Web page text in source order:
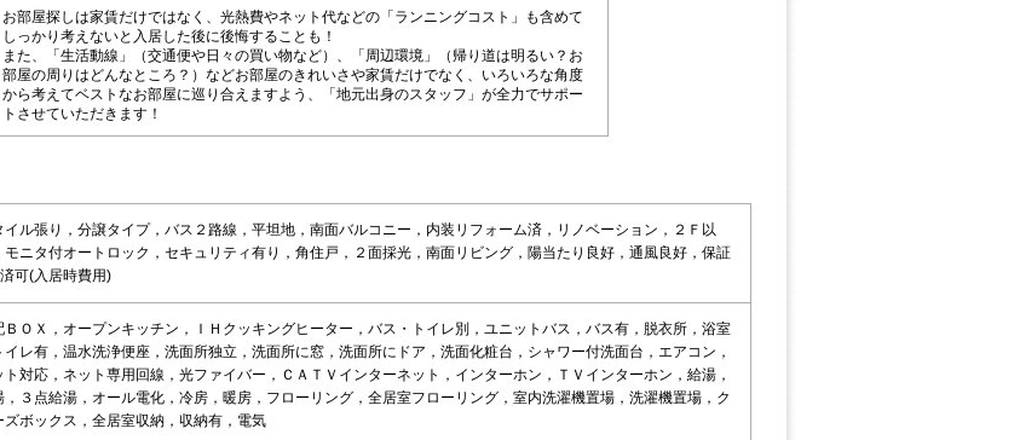
お部屋探しは家賃だけではなく、光熱費やネット代などの「ランニングコスト」も含めて
しっかり考えないと入居した後に後悔することも！
また、「生活動線」（交通便や日々の買い物など）、「周辺環境」（帰り道は明るい？お
部屋の周りはどんなところ？）などお部屋のきれいさや家賃だけでなく、いろいろな角度
から考えてベストなお部屋に巡り合えますよう、「地元出身のスタッフ」が全力でサポー
トさせていただきます！
イル張り，分譲タイプ，バス２路線，平坦地，南面バルコニー，内装リフォーム済，リノベーション，２Ｆ以
ニタ付オートロック，セキュリティ有り，角住戸，２面採光，南面リビング，陽当たり良好，通風良好，保証
可(入居時費用)
ＯＸ，オープンキッチン，ＩＨクッキングヒーター，バス・トイレ別，ユニットバス，バス有，脱衣所，浴室
レ有，温水洗浄便座，洗面所独立，洗面所に窓，洗面所にドア，洗面化粧台，シャワー付洗面台，エアコン，
ト対応，ネット専用回線，光ファイバー，ＣＡＴＶインターネット，インターホン，ＴＶインターホン，給湯，
，３点給湯，オール電化，冷房，暖房，フローリング，全居室フローリング，室内洗濯機置場，洗濯機置場，ク
ズボックス，全居室収納，収納有，電気